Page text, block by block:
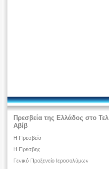
Πρεσβεία της Ελλάδος στο Τελ
Αβίβ
Η Πρεσβεία
H Πρέσβης
Γενικό Προξενείο Ιεροσολύμων